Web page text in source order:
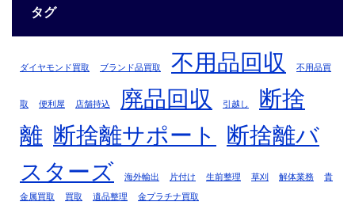
タグ
ダイヤモンド買取 ブランド品買取 不用品回収 不用品買
取 便利屋 店舗持込 廃品回収 引越し
断捨
離 断捨離サポート
断捨離バ
スターズ
海外輸出 片付け 生前整理 草刈 解体業務 貴
金属買取 買取 遺品整理 金プラチナ買取